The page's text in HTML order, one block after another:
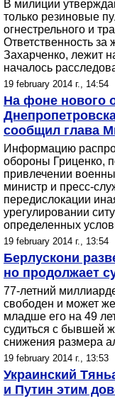
В милиции
только резиновые
огнестрельного и
Ответственность
Захарченко, лежит
началось
19 february 2014 г., 14:54
На фоне нового
сообщил глава
Информацию
обороны Гриценко,
привлечении
министр и пресс-
передислокации
урегулировании
определенных
19 february 2014 г., 13:54
Берлускони
но продолжает
77-летний
свободен и может
младше его на 49
судиться с бывшей
снижения размера
19 february 2014 г., 13:53
Украинский
и Путин этим